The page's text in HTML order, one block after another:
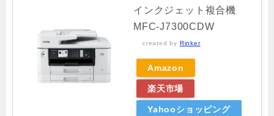
インクジェット複合機
MFC-J7300CDW
created by Rinker
Amazon
楽天市場
Yahooショッピング